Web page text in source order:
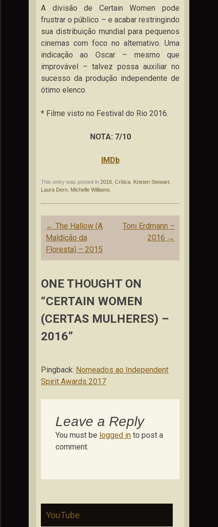
A divisão de Certain Women pode
frustrar o público – e acabar restringindo
sua distribuição mundial para pequenos
cinemas com foco no alternativo. Uma
indicação ao Oscar – mesmo que
improvável – talvez possa auxiliar no
sucesso da produção independente de
ótimo elenco.
* Filme visto no Festival do Rio 2016.
NOTA: 7/10
IMDb
This entry was posted in 2016 Crítica Kristen Stewart
Laura Dern Michelle Williams
Post
navigation
← The Hallow (A
Maldição da
Floresta) – 2015
Toni Erdmann –
2016 →
ONE THOUGHT ON
“CERTAIN WOMEN
(CERTAS MULHERES) –
2016”
Pingback: Nomeados ao Independent
Spirit Awards 2017
Leave a Reply
You must be logged in to post a
comment.
YouTube